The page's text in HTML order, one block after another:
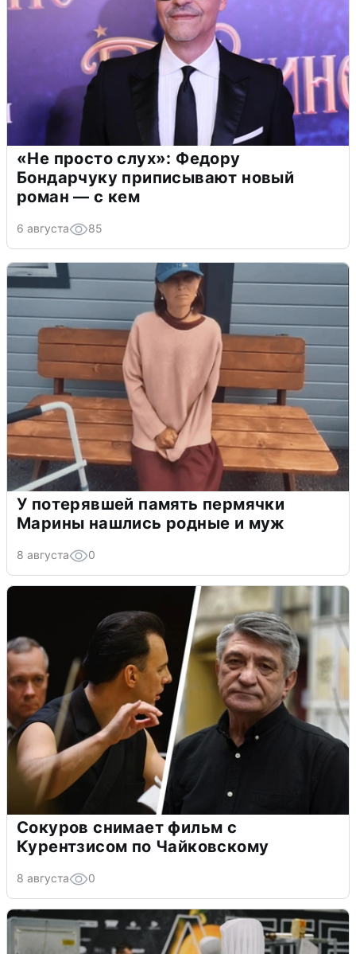
«Не просто слух»: Федору
Бондарчуку приписывают новый
роман — с кем
6 августа 85
У потерявшей память пермячки
Марины нашлись родные и муж
8 августа 0
Сокуров снимает фильм с
Курентзисом по Чайковскому
8 августа 0